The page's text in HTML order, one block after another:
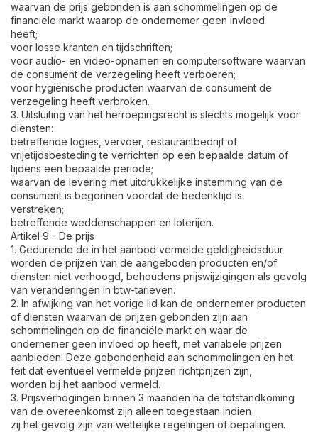
waarvan de prijs gebonden is aan schommelingen op de
financiële markt waarop de ondernemer geen invloed
heeft;
voor losse kranten en tijdschriften;
voor audio- en video-opnamen en computersoftware waarvan
de consument de verzegeling heeft verboeren;
voor hygiënische producten waarvan de consument de
verzegeling heeft verbroken.
3. Uitsluiting van het herroepingsrecht is slechts mogelijk voor
diensten:
betreffende logies, vervoer, restaurantbedrijf of
vrijetijdsbesteding te verrichten op een bepaalde datum of
tijdens een bepaalde periode;
waarvan de levering met uitdrukkelijke instemming van de
consument is begonnen voordat de bedenktijd is
verstreken;
betreffende weddenschappen en loterijen.
Artikel 9 - De prijs
1. Gedurende de in het aanbod vermelde geldigheidsduur
worden de prijzen van de aangeboden producten en/of
diensten niet verhoogd, behoudens prijswijzigingen als gevolg
van veranderingen in btw-tarieven.
2. In afwijking van het vorige lid kan de ondernemer producten
of diensten waarvan de prijzen gebonden zijn aan
schommelingen op de financiële markt en waar de
ondernemer geen invloed op heeft, met variabele prijzen
aanbieden. Deze gebondenheid aan schommelingen en het
feit dat eventueel vermelde prijzen richtprijzen zijn,
worden bij het aanbod vermeld.
3. Prijsverhogingen binnen 3 maanden na de totstandkoming
van de overeenkomst zijn alleen toegestaan indien
zij het gevolg zijn van wettelijke regelingen of bepalingen.